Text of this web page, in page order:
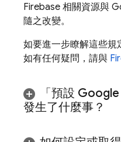
Firebase 相關資源與
隨之改變。
如要進一步瞭解這些規
如有任何疑問，請與
「預設
發生了什麼事？